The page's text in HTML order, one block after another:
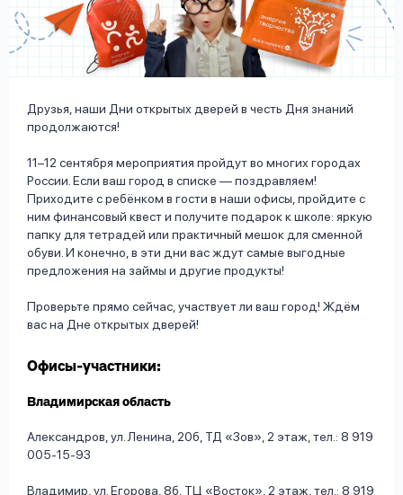
Друзья, наши Дни открытых дверей в честь Дня знаний
продолжаются!
11–12 сентября мероприятия пройдут во многих городах
России. Если ваш город в списке — поздравляем!
Приходите с ребёнком в гости в наши офисы, пройдите с
ним финансовый квест и получите подарок к школе: яркую
папку для тетрадей или практичный мешок для сменной
обуви. И конечно, в эти дни вас ждут самые выгодные
предложения на займы и другие продукты!
Проверьте прямо сейчас, участвует ли ваш город! Ждём
вас на Дне открытых дверей!
Офисы-участники:
Владимирская область
Александров, ул. Ленина, 20б, ТД «Зов», 2 этаж, тел.: 8 919
005-15-93
Владимир, ул. Егорова, 8б, ТЦ «Восток», 2 этаж, тел.: 8 919
Оформить заявку
Войти под другим номером
вопрос
Ответы
на
вопросы
данных